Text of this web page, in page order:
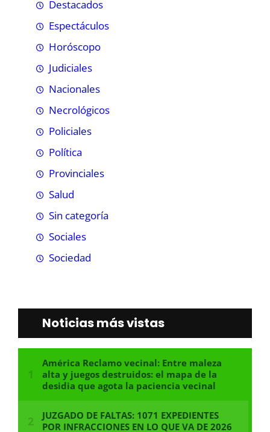
Destacados
Espectáculos
Horóscopo
Judiciales
Nacionales
Necrológicos
Policiales
Política
Provinciales
Salud
Sin categoría
Sociales
Sociedad
Noticias más vistas